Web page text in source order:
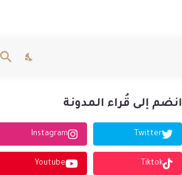
انضم إلى قُراء المدونة
Twitter
Instagram
Tiktok
Youtube